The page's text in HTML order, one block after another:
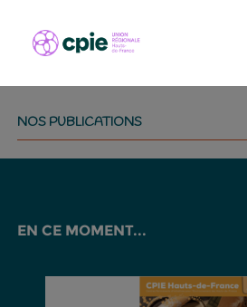
NOS PUBLICATIONS
EN CE MOMENT...